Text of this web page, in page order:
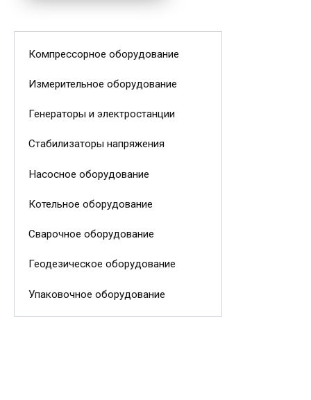
Компрессорное оборудование
Измерительное оборудование
Генераторы и электростанции
Стабилизаторы напряжения
Насосное оборудование
Котельное оборудование
Сварочное оборудование
Геодезическое оборудование
Упаковочное оборудование